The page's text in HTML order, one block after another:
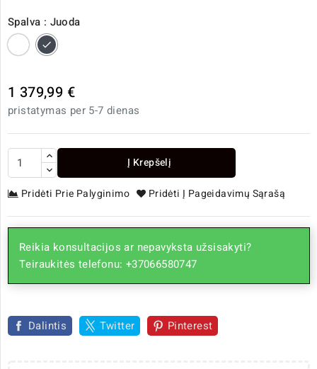
Spalva : Juoda
BaltaJuoda
1 379,99 €
pristatymas per 5-7 dienas
Į Krepšelį
Pridėti Prie Palyginimo Pridėti Į Pageidavimų Sąrašą
Reikia konsultacijos ar nepavyksta užsisakyti?
Teiraukitės telefonu: +37066580747
Dalintis Twitter Pinterest